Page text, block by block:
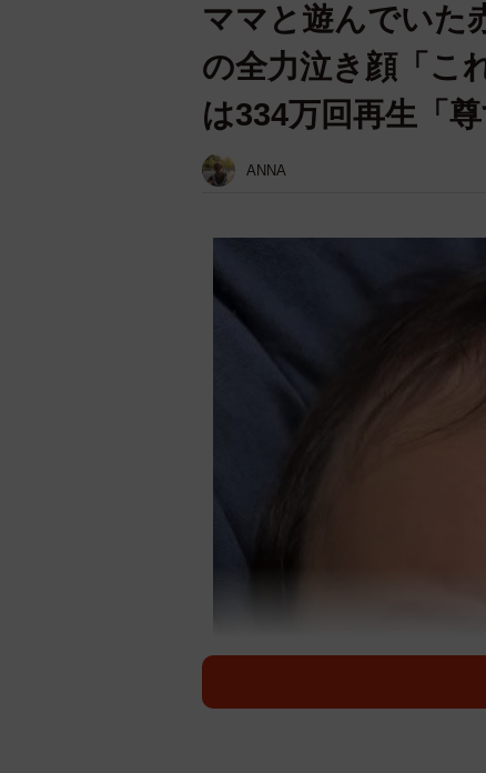
ママと遊んでいた
の全力泣き顔「こ
は334万回再生「尊
ANNA